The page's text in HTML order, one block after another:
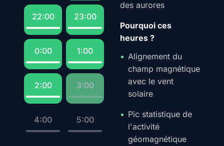
22:00 23:00
0:00 1:00
2:00 3:00
4:00 5:00
des aurores
Pourquoi ces
heures ?
Alignement du
champ magnétique
avec le vent
solaire
Pic statistique de
l'activité
géomagnétique